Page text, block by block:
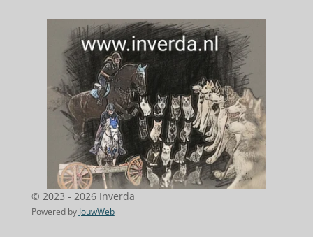
© 2023 - 2026 Inverda
Powered by JouwWeb